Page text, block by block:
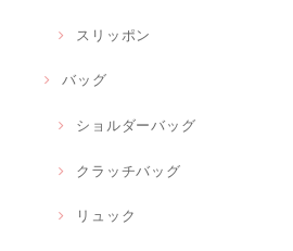
スリッポン
バッグ
ショルダーバッグ
クラッチバッグ
リュック